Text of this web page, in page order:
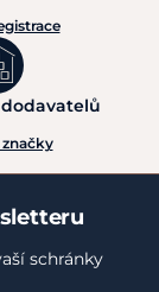
dodavatelů
schránky